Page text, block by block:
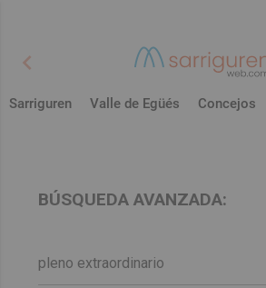
chevron_left
Sarriguren Valle de Egüés Concejos
BÚSQUEDA AVANZADA: